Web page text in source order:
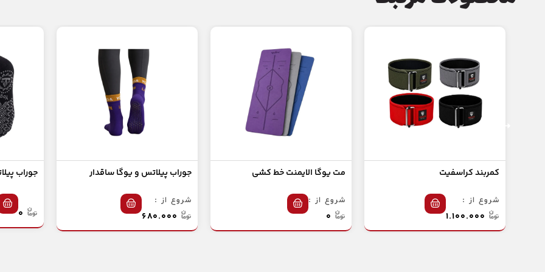
کمربند کراسفیت
شروع از :
مت یوگا الایمنت خط کشی
شروع از :
جوراب پیلاتس و یوگا ساقدار
شروع از :
جوراب